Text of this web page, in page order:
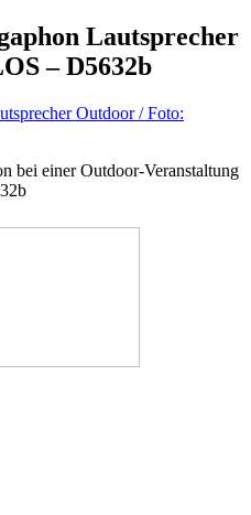
Lautsprecher
– D5632b
bei einer Outdoor-Veranstaltung